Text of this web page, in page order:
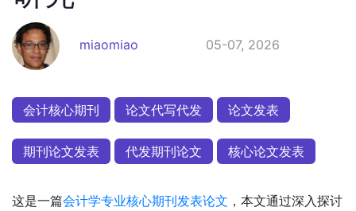
miaomiao 05-07, 2026
会计核心期刊 论文代写代发 论文发表
期刊论文发表 代发期刊论文 核心论文发表
这是一篇会计学专业核心期刊发表论文 ，本文通过深入探讨